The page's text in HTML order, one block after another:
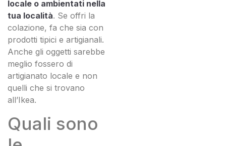
locale o ambientati nella
tua località. Se offri la
colazione, fa che sia con
prodotti tipici e artigianali.
Anche gli oggetti sarebbe
meglio fossero di
artigianato locale e non
quelli che si trovano
all’Ikea.
Quali sono